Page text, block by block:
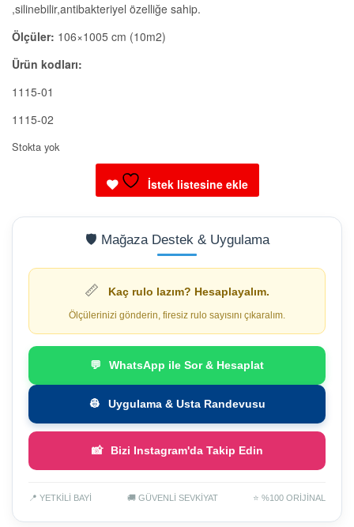
₺1.850,00.fiyat:
₺850,00.
,silinebilir,antibakteriyel özelliğe sahip.
Ölçüler: 106×1005 cm (10m2)
Ürün kodları:
1115-01
1115-02
Stokta yok
İstek listesine ekle
🛡️ Mağaza Destek & Uygulama
📏 Kaç rulo lazım? Hesaplayalım.
Ölçülerinizi gönderin, firesiz rulo sayısını çıkaralım.
💬 WhatsApp ile Sor & Hesaplat
👷 Uygulama & Usta Randevusu
📸 Bizi Instagram'da Takip Edin
📍 YETKİLİ BAYİ 🚚 GÜVENLİ SEVKİYAT ⭐ %100 ORİJİNAL